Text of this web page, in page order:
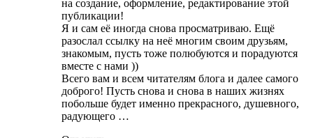
на создание, оформление, редактирование этой
публикации!
Я и сам её иногда снова просматриваю. Ещё
разослал ссылку на неё многим своим друзьям,
знакомым, пусть тоже полюбуются и порадуются
вместе с нами ))
Всего вам и всем читателям блога и далее самого
доброго! Пусть снова и снова в наших жизнях
побольше будет именно прекрасного, душевного,
радующего …